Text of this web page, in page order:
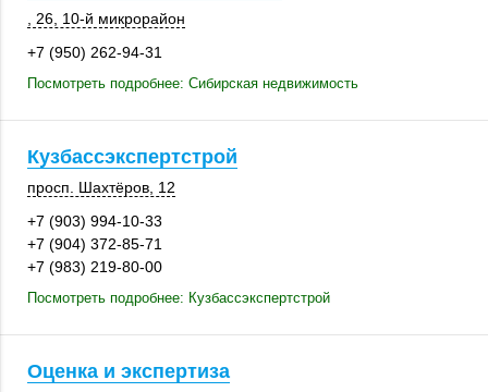
, 26 10-й микрорайон
+7 (950) 262-94-31
Посмотреть подробнее: Сибирская недвижимость
Кузбассэкспертстрой
просп. Шахтёров, 12
+7 (903) 994-10-33
+7 (904) 372-85-71
+7 (983) 219-80-00
Посмотреть подробнее: Кузбассэкспертстрой
Оценка и экспертиза